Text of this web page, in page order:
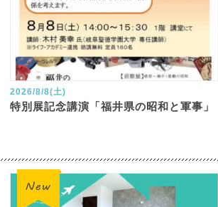
2026/8/8(土)
特別展記念講演「福井県の昭和と軍事」